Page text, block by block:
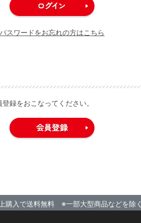
パスワードをお忘れの方はこちら
録をおこなってください。
購入で送料無料 ※一部大型商品などを除く